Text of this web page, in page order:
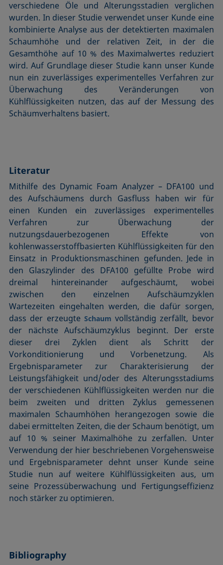
verschiedene Öle und Alterungsstadien verglichen
wurden. In dieser Studie verwendet unser Kunde eine
kombinierte Analyse aus der detektierten maximalen
Schaumhöhe und der relativen Zeit, in der die
Gesamthöhe auf 10 % des Maximalwertes reduziert
wird. Auf Grundlage dieser Studie kann unser Kunde
nun ein zuverlässiges experimentelles Verfahren zur
Überwachung des Verän­derungen von
Kühlflüssigkeiten nutzen, das auf der Messung des
Schäumverhaltens basiert.
Literatur
Mithilfe des Dynamic Foam Analyzer – DFA100 und
des Aufschäumens durch Gasfluss haben wir für
einen Kunden ein zuverlässiges experimentelles
Verfahren zur Überwachung der
nutzungsdauerbezogenen Effekte von
kohlenwasserstoffbasierten Kühlflüssigkeiten für den
Einsatz in Produktionsmaschinen gefunden. Jede in
den Glaszylinder des DFA100 gefüllte Probe wird
dreimal hintereinander aufgeschäumt, wobei
zwischen den einzelnen Aufschäum­zyklen
Wartezeiten eingehalten werden, die dafür sorgen,
dass der erzeugte Schaum vollständig zerfällt, bevor
der nächste Aufschäumzyklus beginnt. Der erste
dieser drei Zyklen dient als Schritt der
Vorkonditionierung und Vorbenetzung. Als
Ergebnisparameter zur Charakterisierung der
Leistungs­fähigkeit und/oder des Alterungsstadiums
der verschiedenen Kühlflüssigkeiten werden nur die
beim zweiten und dritten Zyklus gemessenen
maximalen Schaumhöhen herangezogen sowie die
dabei ermittelten Zeiten, die der Schaum benötigt, um
auf 10 % seiner Maximalhöhe zu zerfallen. Unter
Verwendung der hier beschriebenen Vorgehensweise
und Ergebnisparameter dehnt unser Kunde seine
Studie nun auf weitere Kühlflüssigkeiten aus, um
seine Prozessüberwachung und Fertigungseffizienz
noch stärker zu optimieren.
Bibliography